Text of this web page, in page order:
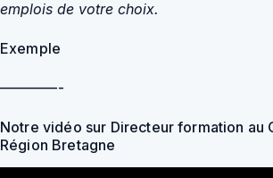
emplois de votre choix.
Exemple
————-
Notre vidéo sur Directeur formation au
Région Bretagne